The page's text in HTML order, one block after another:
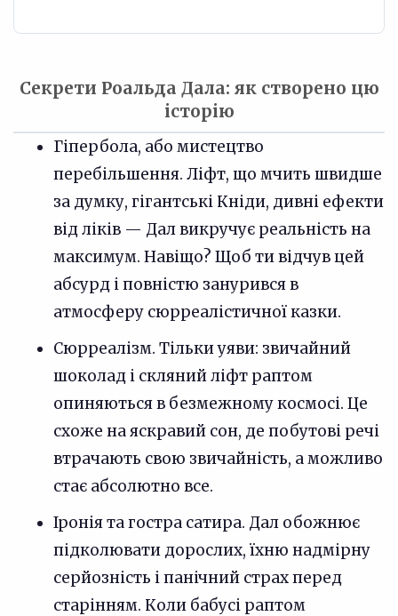
Секрети Роальда Дала: як створено цю
історію
Гіпербола, або мистецтво
перебільшення. Ліфт, що мчить швидше
за думку, гігантські Кніди, дивні ефекти
від ліків — Дал викручує реальність на
максимум. Навіщо? Щоб ти відчув цей
абсурд і повністю занурився в
атмосферу сюрреалістичної казки.
Сюрреалізм. Тільки уяви: звичайний
шоколад і скляний ліфт раптом
опиняються в безмежному космосі. Це
схоже на яскравий сон, де побутові речі
втрачають свою звичайність, а можливо
стає абсолютно все.
Іронія та гостра сатира. Дал обожнює
підколювати дорослих, їхню надмірну
серйозність і панічний страх перед
старінням. Коли бабусі раптом